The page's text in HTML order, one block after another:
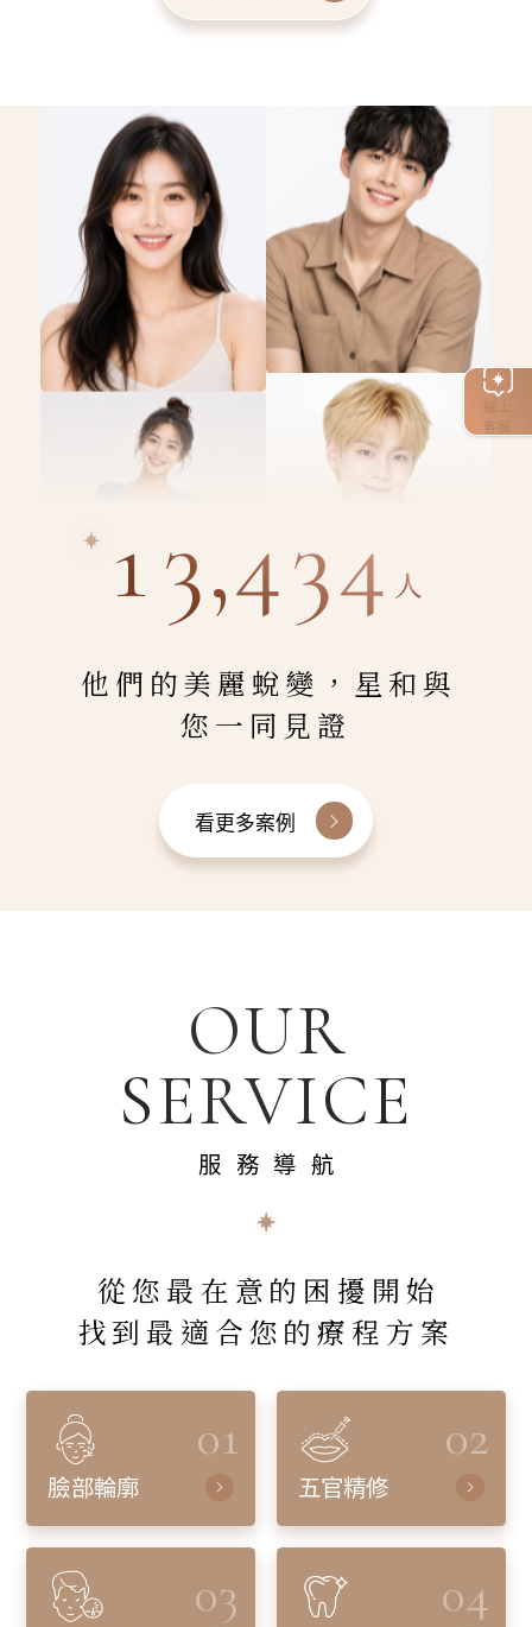
線上
客服
13,434 人
他們的美麗蛻變，星和與
您一同見證
看更多案例
OUR
SERVICE
服務導航
從您最在意的困擾開始
找到最適合您的療程方案
01
臉部輪廓
02
五官精修
03 04